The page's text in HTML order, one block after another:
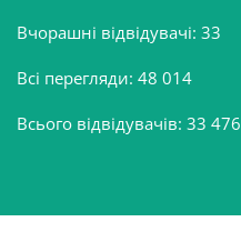
Вчорашні відвідувачі: 33
Всі перегляди: 48 014
Всього відвідувачів: 33 476